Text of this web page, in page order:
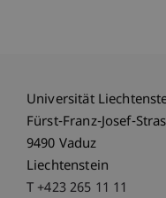
Universität
Fürst-Franz-Josef-
9490 Vaduz
Liechtenstein
T +423 265 11 11